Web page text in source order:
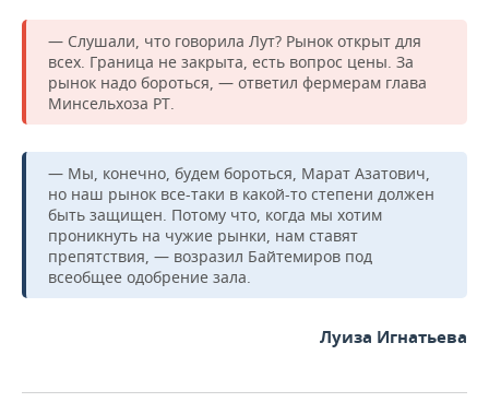
— Слушали, что говорила Лут? Рынок открыт для
всех. Граница не закрыта, есть вопрос цены. За
рынок надо бороться, — ответил фермерам глава
Минсельхоза РТ.
— Мы, конечно, будем бороться, Марат Азатович,
но наш рынок все-таки в какой-то степени должен
быть защищен. Потому что, когда мы хотим
проникнуть на чужие рынки, нам ставят
препятствия, — возразил Байтемиров под
всеобщее одобрение зала.
Луиза Игнатьева